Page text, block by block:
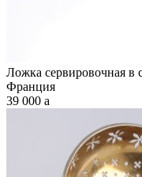
Ложка сервировочная в
Франция
39 000 a